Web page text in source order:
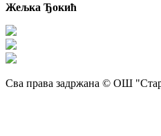
Жељка Ђокић
Сва права задржана © ОШ